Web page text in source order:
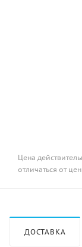
Цена
отличаться от
ДОСТАВКА